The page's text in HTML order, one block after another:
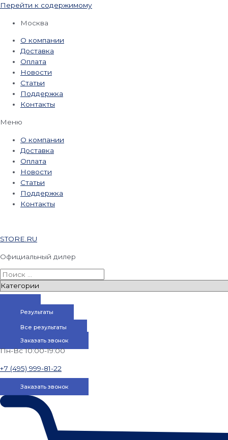
Перейти к содержимому
Москва
О компании
Доставка
Оплата
Новости
Статьи
Поддержка
Контакты
Меню
О компании
Доставка
Оплата
Новости
Статьи
Поддержка
Контакты
STORE.RU
Официальный дилер
Результаты
Все результаты
Заказать звонок
Пн-Вс 10:00-19:00
+7 (495) 999-81-22
Заказать звонок